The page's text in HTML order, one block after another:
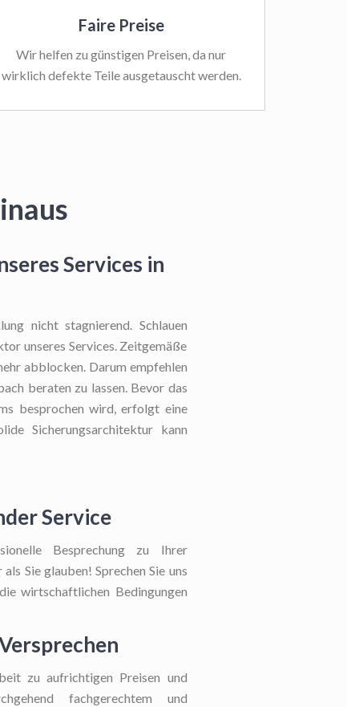
Faire Preise
Wir helfen zu günstigen Preisen, da nur
wirklich defekte Teile ausgetauscht werden.
Services in
nicht stagnierend. Schlauen
unseres Services. Zeitgemäße
abblocken. Darum empfehlen
beraten zu lassen. Bevor das
besprochen wird, erfolgt eine
Sicherungsarchitektur kann
Service
Besprechung zu Ihrer
Sie glauben! Sprechen Sie uns
wirtschaftlichen Bedingungen
zu aufrichtigen Preisen und
fachgerechtem und